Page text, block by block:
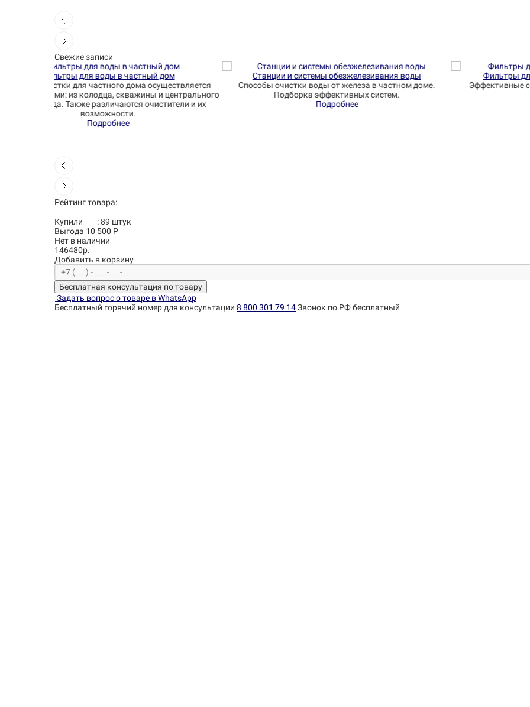
Свежие записи
Станции и системы обезжелезивания воды
Способы очистки воды от железа в частном доме.
Подборка эффективных систем.
Подробнее
Фильтры для воды от железа и жесткости
Эффективные системы очистки воды от железа и
жесткости
Рейтинг товара:
Купили :89 штук
Выгода 10 500 Р
Нет в наличии
146480р.
Добавить в корзину
Бесплатная консультация по товару
Задать вопрос о товаре в WhatsApp
Бесплатный горячий номер для консультации 8 800 301 79 14Звонок по РФ бесплатный